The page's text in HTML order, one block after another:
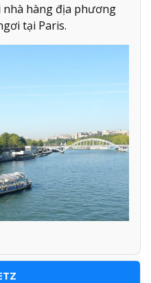
hàng địa phương
tại Paris.